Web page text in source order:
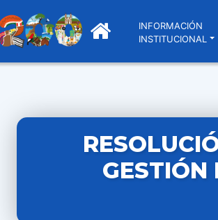
INFORMACIÓN
INSTITUCIONAL
GESTIÓN